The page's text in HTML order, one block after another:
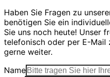
Haben Sie Fragen zu
benötigen Sie ein
Sie uns noch heute! Unser
telefonisch oder per E-Mail
gerne weiter.
Name